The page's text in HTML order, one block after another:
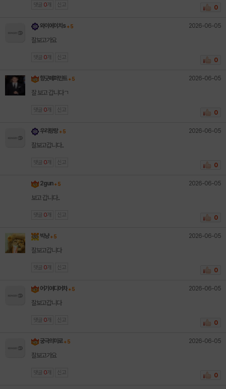
댓글 0 개 신고 0
와이에이치s + 5 2026-06-05
잘보고가요
댓글 0 개 신고 0
향긋페퍼민트 + 5 2026-06-05
잘 보고 갑니다ㄱ
댓글 0 개 신고 0
우리랑랑 + 5 2026-06-05
잘보고갑니다..
댓글 0 개 신고 0
2gun + 5 2026-06-05
보고 갑니다..
댓글 0 개 신고 0
빅냥 + 5 2026-06-05
잘보고갑니다
댓글 0 개 신고 0
어기여디어차 + 5 2026-06-05
잘보고갑니다
댓글 0 개 신고 0
궁극의미로 + 5 2026-06-05
잘보고가요
댓글 0 개 신고 0